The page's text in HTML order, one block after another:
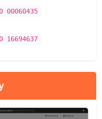
00060435
16694637